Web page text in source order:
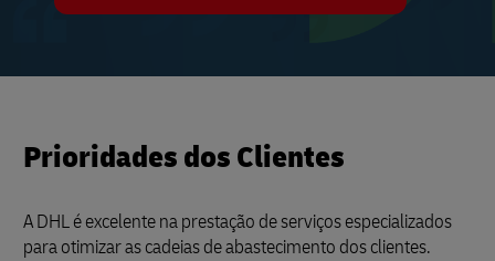
Prioridades dos Clientes
A DHL é excelente na prestação de serviços especializados
para otimizar as cadeias de abastecimento dos clientes.